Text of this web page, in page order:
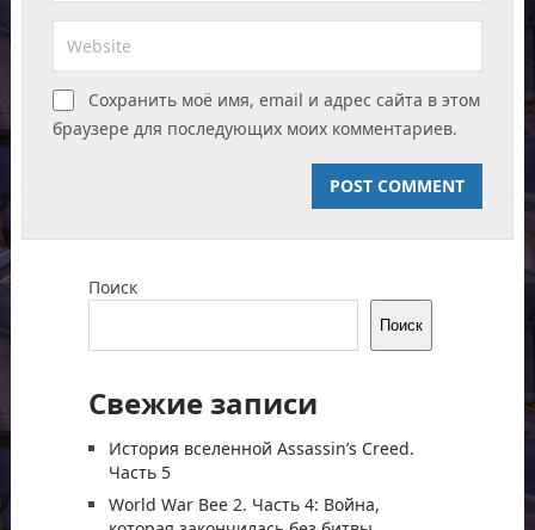
Сохранить моё имя, email и адрес сайта в этом
браузере для последующих моих комментариев.
Поиск
Поиск
Свежие записи
История вселенной Assassin’s Creed.
Часть 5
World War Bee 2. Часть 4: Война,